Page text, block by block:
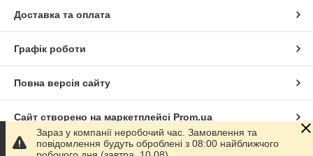
Доставка та оплата
Графік роботи
Повна версія сайту
Сайт створено на маркетплейсі Prom.ua
Політика конфіденційності
Зараз у компанії неробочий час. Замовлення та
повідомлення будуть оброблені з 08:00 найближчого